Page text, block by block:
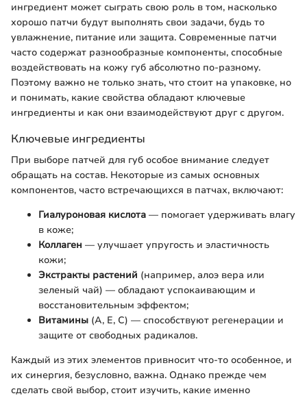
ингредиент может сыграть свою роль в том, насколько
хорошо патчи будут выполнять свои задачи, будь то
увлажнение, питание или защита. Современные патчи
часто содержат разнообразные компоненты, способные
воздействовать на кожу губ абсолютно по-разному.
Поэтому важно не только знать, что стоит на упаковке, но
и понимать, какие свойства обладают ключевые
ингредиенты и как они взаимодействуют друг с другом.
Ключевые ингредиенты
При выборе патчей для губ особое внимание следует
обращать на состав. Некоторые из самых основных
компонентов, часто встречающихся в патчах, включают:
Гиалуроновая кислота — помогает удерживать влагу
в коже;
Коллаген — улучшает упругость и эластичность
кожи;
Экстракты растений (например, алоэ вера или
зеленый чай) — обладают успокаивающим и
восстановительным эффектом;
Витамины (А, Е, С) — способствуют регенерации и
защите от свободных радикалов.
Каждый из этих элементов привносит что-то особенное, и
их синергия, безусловно, важна. Однако прежде чем
сделать свой выбор, стоит изучить, какие именно